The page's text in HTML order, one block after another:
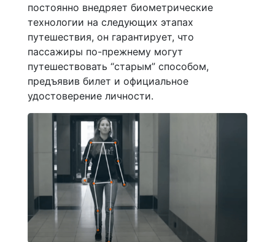
постоянно внедряет биометрические
технологии на следующих этапах
путешествия, он гарантирует, что
пассажиры по-прежнему могут
путешествовать “старым” способом,
предъявив билет и официальное
удостоверение личности.